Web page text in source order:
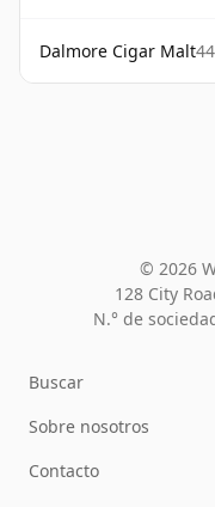
Dalmore Cigar Malt
© 2026
128 City
N.° de
Buscar
Sobre nosotros
Contacto